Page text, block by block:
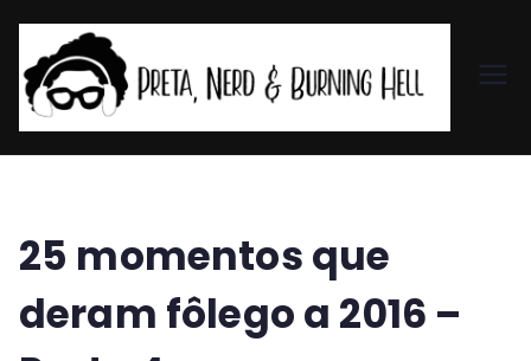
et
25 momentos que
deram fôlego a 2016 –